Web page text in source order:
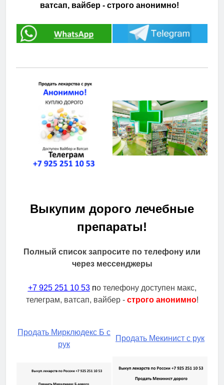
ватсап, вайбер - строго анонимно!
Выкупим дорого лечебные
препараты!
Полный список запросите по телефону или
через мессенджеры
+7 925 251 10 53по телефону доступен макс,
телеграм, ватсап, вайбер - строго анонимно!
Продать Мирклюдекс Б с
рук
Продать Мекинист с рук